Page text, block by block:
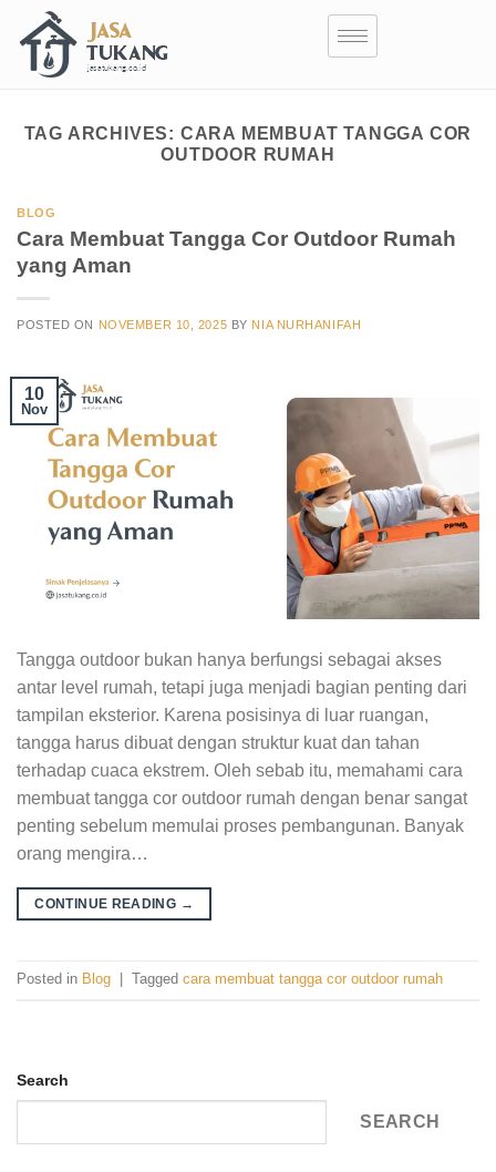
TAG ARCHIVES: CARA MEMBUAT TANGGA COR
OUTDOOR RUMAH
BLOG
Cara Membuat Tangga Cor Outdoor Rumah
yang Aman
POSTED ON NOVEMBER 10, 2025 BY NIA NURHANIFAH
10
Nov
Tangga outdoor bukan hanya berfungsi sebagai akses
antar level rumah, tetapi juga menjadi bagian penting dari
tampilan eksterior. Karena posisinya di luar ruangan,
tangga harus dibuat dengan struktur kuat dan tahan
terhadap cuaca ekstrem. Oleh sebab itu, memahami cara
membuat tangga cor outdoor rumah dengan benar sangat
penting sebelum memulai proses pembangunan. Banyak
orang mengira…
CONTINUE READING →
Posted in Blog Tagged cara membuat tangga cor outdoor rumah
Search
SEARCH